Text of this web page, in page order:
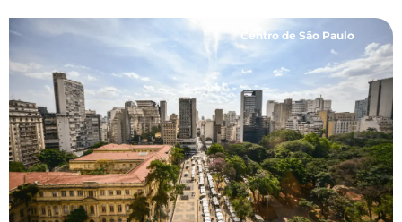
Centro de São Paulo